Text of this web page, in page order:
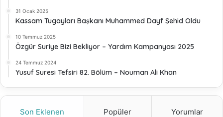
31 Ocak 2025
Kassam Tugayları Başkanı Muhammed Dayf Şehid Oldu
10 Temmuz 2025
Özgür Suriye Bizi Bekliyor – Yardım Kampanyası 2025
24 Temmuz 2024
Yusuf Suresi Tefsiri 82. Bölüm – Nouman Ali Khan
Son Eklenen Popüler Yorumlar